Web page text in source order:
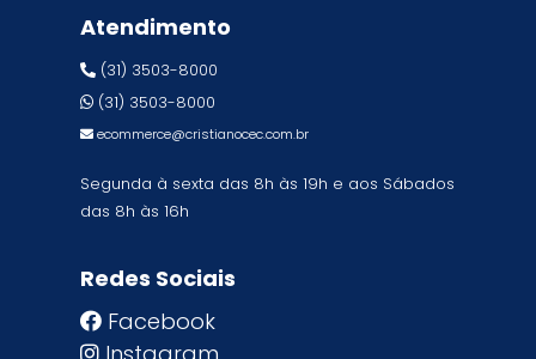
Atendimento
(31) 3503-8000
(31) 3503-8000
ecommerce@cristianocec.com.br
Segunda à sexta das 8h às 19h e aos Sábados
das 8h às 16h
Redes Sociais
Facebook